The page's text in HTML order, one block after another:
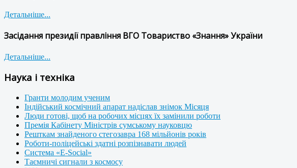
Детальніше...
Засідання президії правління ВГО Товариство «Знання» України
Детальніше...
Наука і техніка
Гранти молодим ученим
Індійський космічний апарат надіслав знімок Місяця
Люди готові, щоб на робочих місцях їх замінили роботи
Премія Кабінету Міністрів сумському науковцю
Решткам знайденого стегозавра 168 мільйонів років
Роботи-поліцейські здатні розпізнавати людей
Система «E-Social»
Таємничі сигнали з космосу